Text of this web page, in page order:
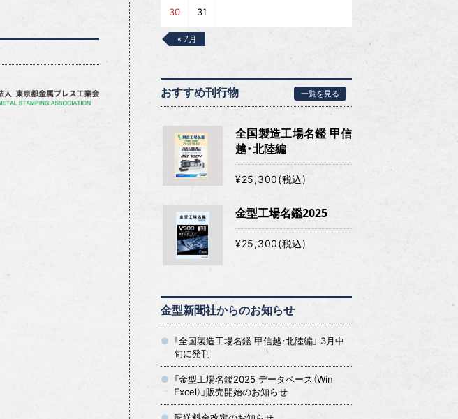
30 31
« 7月
おすすめ刊行物 一覧を見る
全国製造工場名鑑 甲信
越・北陸編
¥25,300(税込)
金型工場名鑑2025
¥25,300(税込)
金型新聞社からのお知らせ
「全国製造工場名鑑 甲信越・北陸編」 3月中
旬に発刊
「金型工場名鑑2025 データベース（Win
Excel）」販売開始のお知らせ